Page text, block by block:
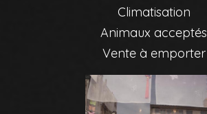
Climatisation
Animaux acceptés
Vente à emporter